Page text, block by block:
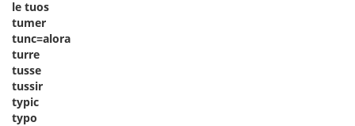
le tuos
tumer
tunc=alora
turre
tusse
tussir
typic
typo